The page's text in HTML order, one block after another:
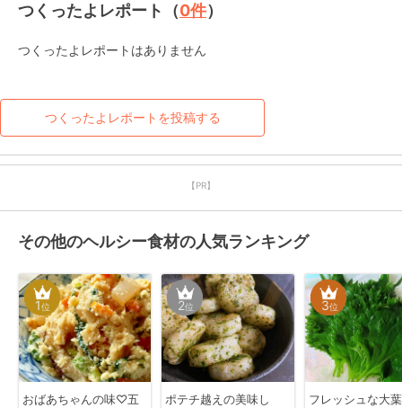
つくったよレポート（0件）
つくったよレポートはありません
つくったよレポートを投稿する
【PR】
その他のヘルシー食材の人気ランキング
1位
おばあちゃんの味♡五
2位
ポテチ越えの美味し
3位
フレッシュな大